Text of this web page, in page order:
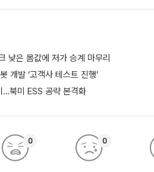
은 몸값에 저가 승계 마무리
개발 ‘고객사 테스트 진행’
북미 ESS 공략 본격화
0 0